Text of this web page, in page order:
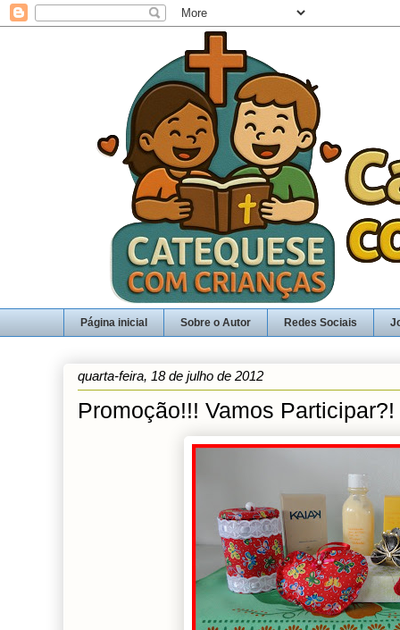
Página inicial Sobre o Autor Redes Sociais
quarta-feira, 18 de julho de 2012
Promoção!!! Vamos Participar?!